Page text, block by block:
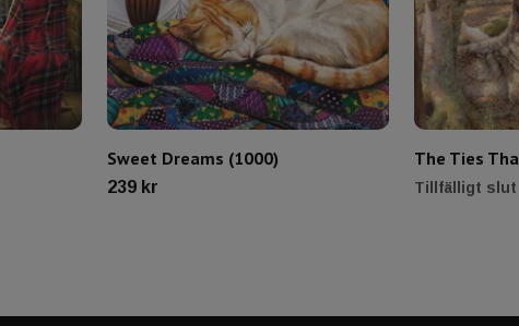
Sweet Dreams (1000)
239 kr
The Ties
Tillfälligt slut